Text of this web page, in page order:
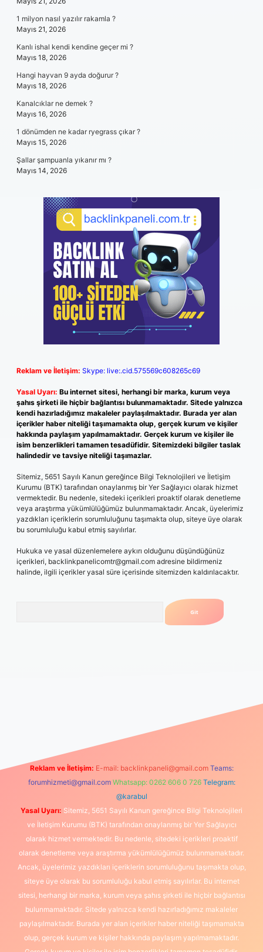
1 milyon nasıl yazılır rakamla ?
Mayıs 21, 2026
Kanlı ishal kendi kendine geçer mi ?
Mayıs 18, 2026
Hangi hayvan 9 ayda doğurur ?
Mayıs 18, 2026
Kanalcıklar ne demek ?
Mayıs 16, 2026
1 dönümden ne kadar ryegrass çıkar ?
Mayıs 15, 2026
Şallar şampuanla yıkanır mı ?
Mayıs 14, 2026
Reklam ve İletişim: Skype: live:.cid.575569c608265c69
Yasal Uyarı: Bu internet sitesi, herhangi bir marka, kurum veya
şahıs şirketi ile hiçbir bağlantısı bulunmamaktadır. Sitede yalnızca
kendi hazırladığımız makaleler paylaşılmaktadır. Burada yer alan
içerikler haber niteliği taşımamakta olup, gerçek kurum ve kişiler
hakkında paylaşım yapılmamaktadır. Gerçek kurum ve kişiler ile
isim benzerlikleri tamamen tesadüfidir. Sitemizdeki bilgiler taslak
halindedir ve tavsiye niteliği taşımazlar.
Sitemiz, 5651 Sayılı Kanun gereğince Bilgi Teknolojileri ve İletişim
Kurumu (BTK) tarafından onaylanmış bir Yer Sağlayıcı olarak hizmet
vermektedir. Bu nedenle, sitedeki içerikleri proaktif olarak denetleme
veya araştırma yükümlülüğümüz bulunmamaktadır. Ancak, üyelerimiz
yazdıkları içeriklerin sorumluluğunu taşımakta olup, siteye üye olarak
bu sorumluluğu kabul etmiş sayılırlar.
Hukuka ve yasal düzenlemelere aykırı olduğunu düşündüğünüz
içerikleri, backlinkpanelicomtr@gmail.com adresine bildirmeniz
halinde, ilgili içerikler yasal süre içerisinde sitemizden kaldırılacaktır.
Reklam ve İletişim: E-mail: backlinkpaneli@gmail.com Teams:
forumhizmeti@gmail.com Whatsapp: 0262 606 0 726 Telegram:
@karabul
Yasal Uyarı: Sitemiz, 5651 Sayılı Kanun gereğince Bilgi Teknolojileri
ve İletişim Kurumu (BTK) tarafından onaylanmış bir Yer Sağlayıcı
olarak hizmet vermektedir. Bu nedenle, sitedeki içerikleri proaktif
olarak denetleme veya araştırma yükümlülüğümüz bulunmamaktadır.
Ancak, üyelerimiz yazdıkları içeriklerin sorumluluğunu taşımakta olup,
siteye üye olarak bu sorumluluğu kabul etmiş sayılırlar. Bu internet
sitesi, herhangi bir marka, kurum veya şahıs şirketi ile hiçbir bağlantısı
bulunmamaktadır. Sitede yalnızca kendi hazırladığımız makaleler
paylaşılmaktadır. Burada yer alan içerikler haber niteliği taşımamakta
olup, gerçek kurum ve kişiler hakkında paylaşım yapılmamaktadır.